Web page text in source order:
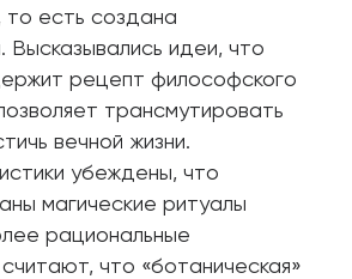
то есть создана
Высказывались идеи, что
рецепт философского
трансмутировать
вечной жизни.
убеждены, что
магические ритуалы
рациональные
что «ботаническая»